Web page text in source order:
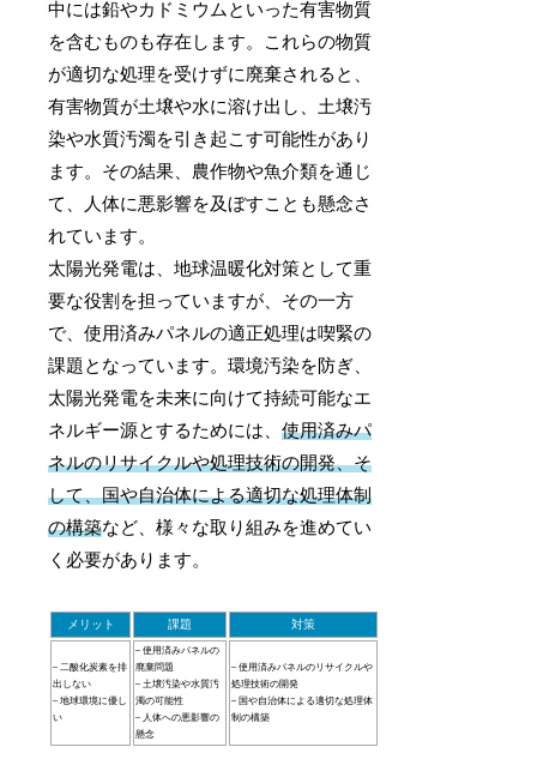
中には鉛やカドミウムといった有害物質
を含むものも存在します。これらの物質
が適切な処理を受けずに廃棄されると、
有害物質が土壌や水に溶け出し、土壌汚
染や水質汚濁を引き起こす可能性があり
ます。その結果、農作物や魚介類を通じ
て、人体に悪影響を及ぼすことも懸念さ
れています。
太陽光発電は、地球温暖化対策として重
要な役割を担っていますが、その一方
で、使用済みパネルの適正処理は喫緊の
課題となっています。環境汚染を防ぎ、
太陽光発電を未来に向けて持続可能なエ
ネルギー源とするためには、使用済みパ
ネルのリサイクルや処理技術の開発、そ
して、国や自治体による適切な処理体制
の構築など、様々な取り組みを進めてい
く必要があります。
メリット 課題 対策
– 二酸化炭素を排
出しない
– 地球環境に優し
い
– 使用済みパネルの
廃棄問題
– 土壌汚染や水質汚
濁の可能性
– 人体への悪影響の
懸念
– 使用済みパネルのリサイクルや
処理技術の開発
– 国や自治体による適切な処理体
制の構築